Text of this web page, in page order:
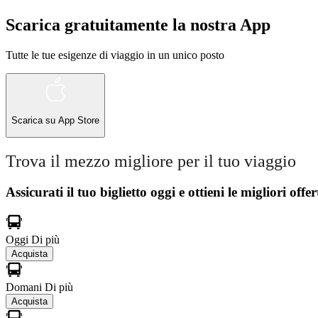
Scarica gratuitamente la nostra App
Tutte le tue esigenze di viaggio in un unico posto
Scarica su App Store
Trova il mezzo migliore per il tuo viaggio
Assicurati il ​​tuo biglietto oggi e ottieni le migliori
Oggi Di più
Acquista
Domani Di più
Acquista